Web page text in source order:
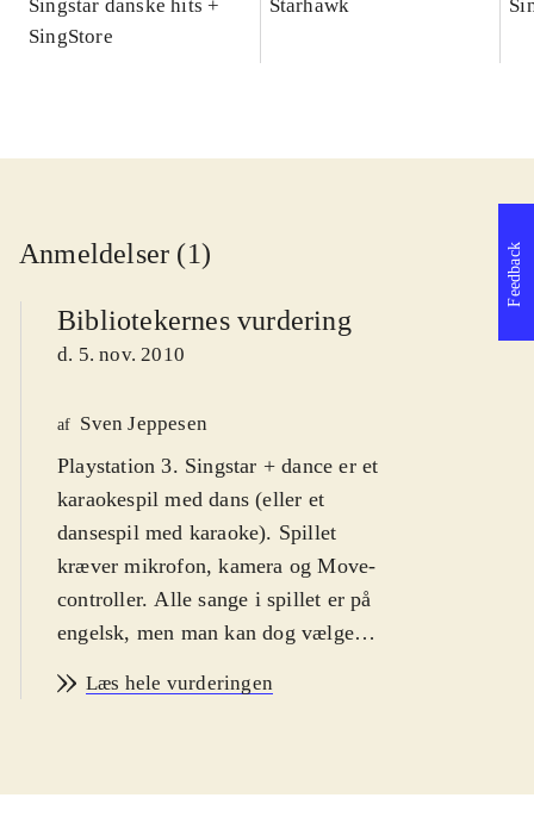
Singstar danske hits +
SingStore
Starhawk
Anmeldelser (1)
Bibliotekernes vurdering
d. 5. nov. 2010
af Sven Jeppesen
Playstation 3. Singstar + dance er et
karaokespil med dans (eller et
dansespil med karaoke). Spillet
kræver mikrofon, kamera og Move-
controller. Alle sange i spillet er på
engelsk, men man kan dog vælge
er 12 pga. grimt sprog i
rimeligt engelsk for at kunne score i
Læs hele vurderingen
Feedback